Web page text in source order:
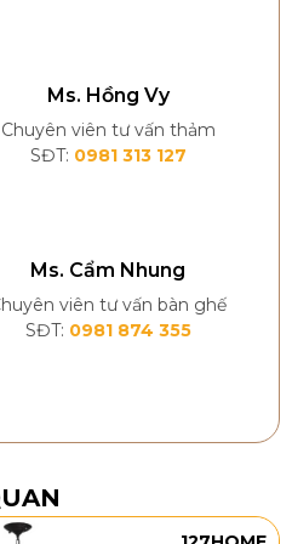
Ms. Hồng Vy
Chuyên viên tư vấn thảm
SĐT: 0981 313 127
Ms. Cẩm Nhung
viên tư vấn bàn ghế
SĐT: 0981 874 355
phẳng, kín hơn, góp phần
ra một cách hiệu quả,
mang lại nhiều lợi ích
bền, thời gian